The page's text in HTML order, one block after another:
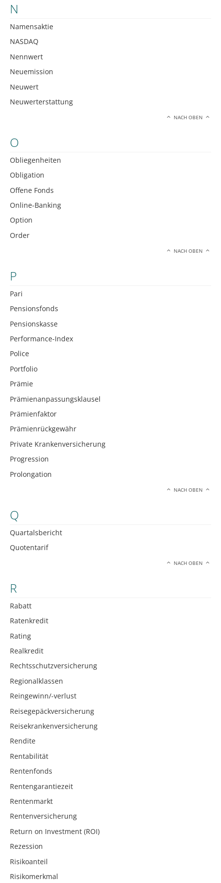
N
Namensaktie
NASDAQ
Nennwert
Neuemission
Neuwert
Neuwerterstattung
NACH OBEN
O
Obliegenheiten
Obligation
Offene Fonds
Online-Banking
Option
Order
NACH OBEN
P
Pari
Pensionsfonds
Pensionskasse
Performance-Index
Police
Portfolio
Prämie
Prämienanpassungsklausel
Prämienfaktor
Prämienrückgewähr
Private Krankenversicherung
Progression
Prolongation
NACH OBEN
Q
Quartalsbericht
Quotentarif
NACH OBEN
R
Rabatt
Ratenkredit
Rating
Realkredit
Rechtsschutzversicherung
Regionalklassen
Reingewinn/-verlust
Reisegepäckversicherung
Reisekrankenversicherung
Rendite
Rentabilität
Rentenfonds
Rentengarantiezeit
Rentenmarkt
Rentenversicherung
Return on Investment (ROI)
Rezession
Risikoanteil
Risikomerkmal